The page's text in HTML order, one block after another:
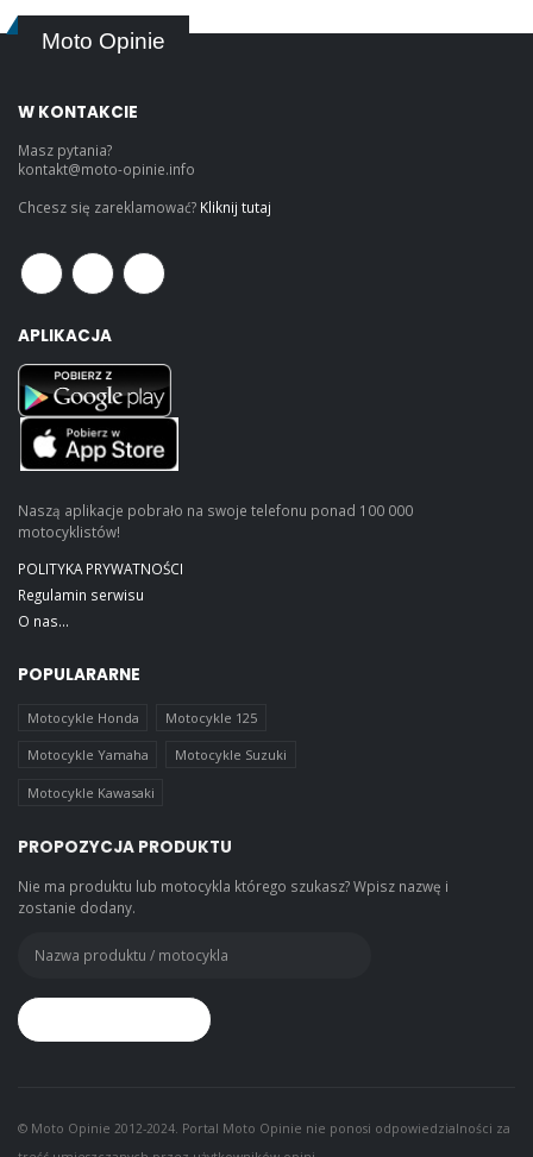
Moto Opinie
W KONTAKCIE
Masz pytania?
kontakt@moto-opinie.info
Chcesz się zareklamować? Kliknij tutaj
APLIKACJA
Naszą aplikacje pobrało na swoje telefonu ponad 100 000
motocyklistów!
POLITYKA PRYWATNOŚCI
Regulamin serwisu
O nas...
POPULARARNE
Motocykle Honda Motocykle 125
Motocykle Yamaha Motocykle Suzuki
Motocykle Kawasaki
PROPOZYCJA PRODUKTU
Nie ma produktu lub motocykla którego szukasz? Wpisz nazwę i
zostanie dodany.
© Moto Opinie 2012-2024. Portal Moto Opinie nie ponosi odpowiedzialności za